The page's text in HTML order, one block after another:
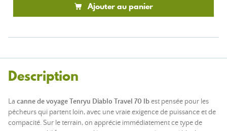
Ajouter au panier
Description
La canne de voyage Tenryu Diablo Travel 70 lbest pensée pour les
pêcheurs qui partent loin, avec une vraie exigence de puissance et de
compacité. Sur le terrain, on apprécie immédiatement ce type de